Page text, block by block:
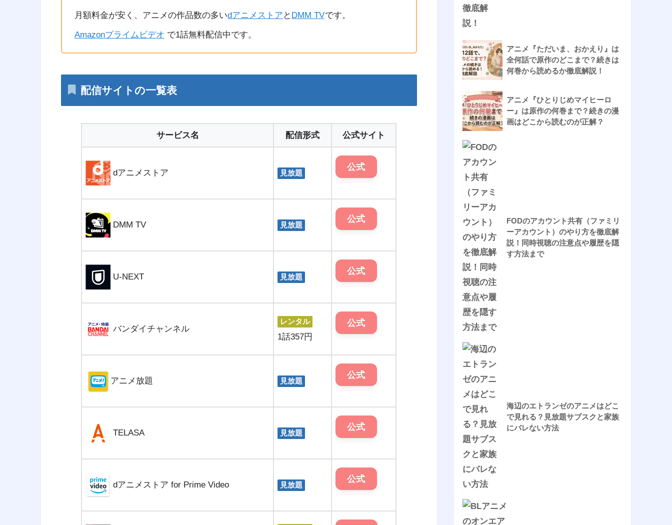
月額料金が安く、アニメの作品数の多いdアニメストア と DMM TVです。
Amazonプライムビデオ で1話無料配信中です。
配信サイトの一覧表
サービス名 配信形式 公式サイト
dアニメストア 見放題
公式
DMM TV 見放題
公式
U-NEXT 見放題
公式
バンダイチャンネル
レンタル
1話357円
公式
アニメ放題 見放題
公式
TELASA 見放題
公式
dアニメストア for Prime Video 見放題
公式
アニメ『ただいま、おかえり』は
全何話で原作のどこまで？続きは
何巻から読めるか徹底解説！
アニメ『ひとりじめマイヒーロ
ー』は原作の何巻まで？続きの漫
画はどこから読むのが正解？
FODのアカウント共有（ファミリ
ーアカウント）のやり方を徹底解
説！同時視聴の注意点や履歴を隠
す方法まで
海辺のエトランゼのアニメはどこ
で見れる？見放題サブスクと家族
にバレない方法